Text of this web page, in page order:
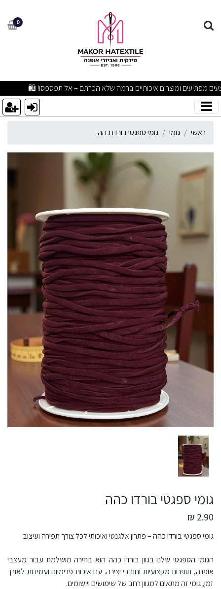
גומי ספגטי בורדו כהה 0
מבצעים מפתיעים ומוצרים איכותיים ברמה שלא הכרתם – אל
ראשי גומי גומי ספגטי בורדו כהה
גומי ספגטי בורדו כהה
2.90 ₪
גומי ספגטי בורדו כהה – פתרון אלגנטי ואיכותי לכל צורך תפירה ועיצוב
הגומי הספגטי שלנו בגוון בורדו כהה הוא בחירה מושלמת עבור מעצבי
אופנה, תופרות מקצועיות וחובבי יצירה. עם איכות פרימיום ועמידות לאורך
זמן, גומי זה מתאים למגוון רחב של שימושים ויישומים.